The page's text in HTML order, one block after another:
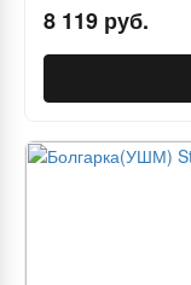
8 119 руб.